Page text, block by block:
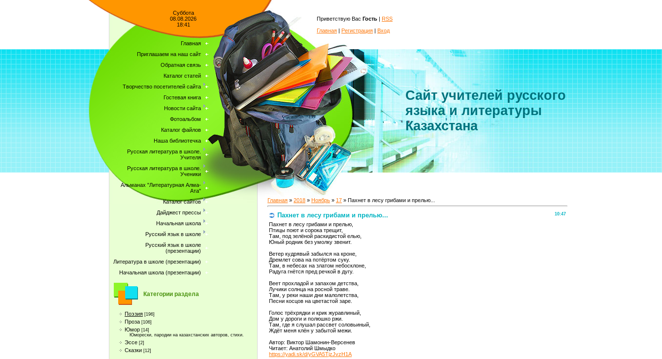
Суббота
08.08.2026
18:41
Главная
Приглашаем на наш сайт
Обратная связь
Каталог статей
Творчество посетителей сайта
Гостевая книга
Новости сайта
Фотоальбом
Каталог файлов
Наша библиотечка
Русская литература в школе.
Учителя
Русская литература в школе.
Ученики
Альманах "Литературная Алма-
Ата"
Каталог сайтов
Дайджест прессы
Начальная школа
Русский язык в школе
Русский язык в школе
(презентации)
Литература в школе (презентации)
Начальная школа (презентации)
Категории раздела
Поэзия [196]
Проза [106]
Юмор [14]
Юморески, пародии на казахстанских авторов, стихи.
Эссе [2]
Сказки [12]
Приветствую Вас Гость | RSS
Главная | Регистрация | Вход
Сайт учителей русского
языка и литературы
Казахстана
Главная » 2018 » Ноябрь » 17 » Пахнет в лесу грибами и прелью...
10:47
Пахнет в лесу грибами и прелью...
Пахнет в лесу грибами и прелью,
Птицы поют и сорока трещит,
Там, под зелёной раскидистой елью,
Юный родник без умолку звенит.
Ветер кудрявый забылся на кроне,
Дремлет сова на потёртом суку.
Там, в небесах на златом небосклоне,
Радуга гнётся пред речкой в дугу.
Веет прохладой и запахом детства,
Лучики солнца на росной траве.
Там, у реки наши дни малолетства,
Песни косцов на цветастой заре.
Голос трёхрядки и крик журавлиный,
Дом у дороги и полюшко ржи.
Там, где я слушал рассвет соловьиный,
Ждёт меня клён у забытой межи.
Автор: Виктор Шамонин-Версенев
Читает: Анатолий Шмыдко
https://yadi.sk/d/yGVA5TjzJvzH1A